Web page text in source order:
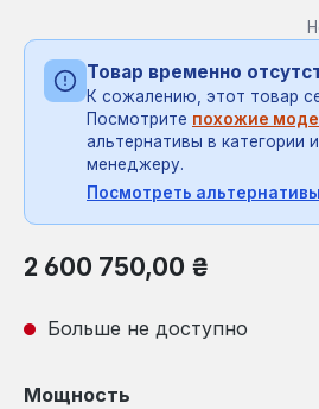
Товар временно
К сожалению, этот товар
Посмотрите похожие
альтернативы в категории
менеджеру.
Посмотреть
Обычная цена:
2 600 750,00 ₴
Больше не доступно
Выберите
Мощность